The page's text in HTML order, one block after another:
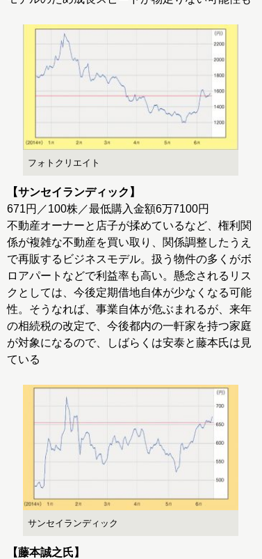
フォトクリエイト
【サンセイランディック】
671円／100株／最低購入金額6万7100円
不動産オーナーと店子が揉めているなど、権利関
係が複雑な不動産を買い取り、関係調整したうえ
で再販するビジネスモデル。扱う物件の多くがボ
ロアパートなどで利益率も高い。懸念されるリス
クとしては、今後定期借地自体が少なくなる可能
性。そうなれば、事業自体が危ぶまれるが、来年
の相続税の改定で、今後都内の一軒家を持つ家庭
が対象になるので、しばらくは安泰と藤本氏は見
ている
サンセイランディック
【藤本誠之氏】